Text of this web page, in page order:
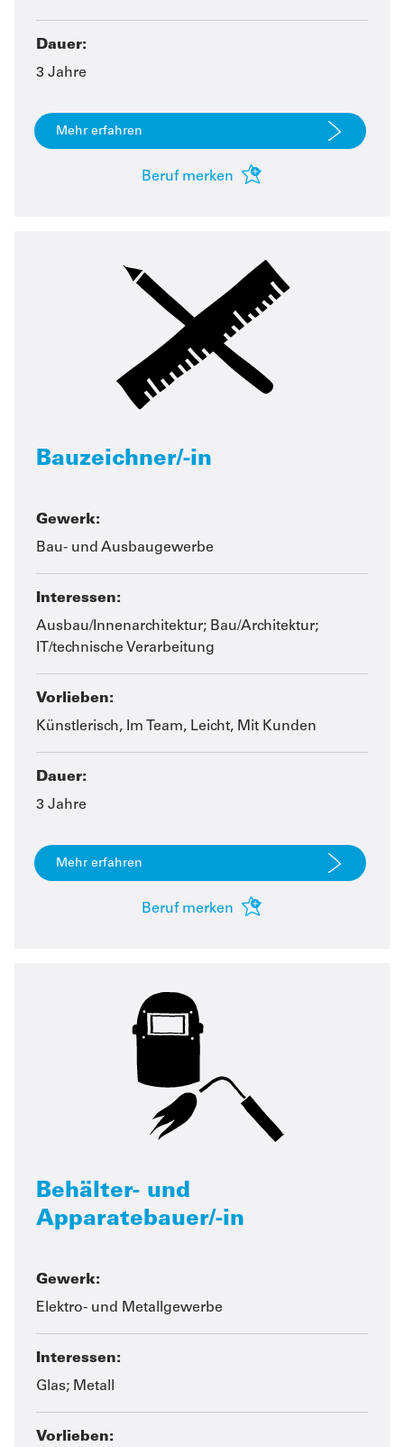
Dauer:
3 Jahre
Mehr erfahren
Beruf merken
Bauzeichner/-in
Gewerk:
Bau- und Ausbaugewerbe
Interessen:
Ausbau/Innenarchitektur; Bau/Architektur;
IT/technische Verarbeitung
Vorlieben:
Künstlerisch, Im Team, Leicht, Mit Kunden
Dauer:
3 Jahre
Mehr erfahren
Beruf merken
Behälter- und
Apparatebauer/-in
Gewerk:
Elektro- und Metallgewerbe
Interessen:
Glas; Metall
Vorlieben: